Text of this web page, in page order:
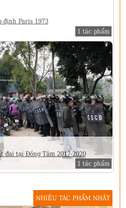
định Paris 1973
1 tác phẩm
đai tại Đồng Tâm 2017-2020
1 tác phẩm
NHIỀU TÁC PHẨM NHẤT